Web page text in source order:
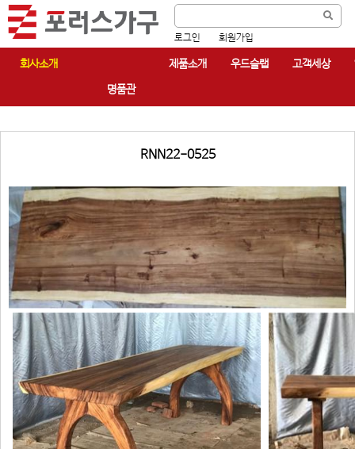
로그인 회원가입
회사소개 제품소개 우드슬랩 고객세상
명품관
RNN22-0525